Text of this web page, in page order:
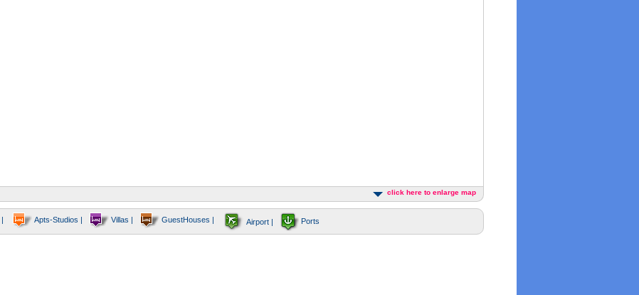
click here to enlarge map
Apts-Studios | Villas | GuestHouses | Airport | Ports